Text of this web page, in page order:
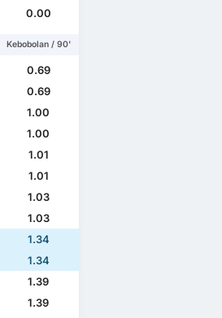
0.00
Kebobolan / 90'
0.69
0.69
1.00
1.00
1.01
1.01
1.03
1.03
1.34
1.34
1.39
1.39